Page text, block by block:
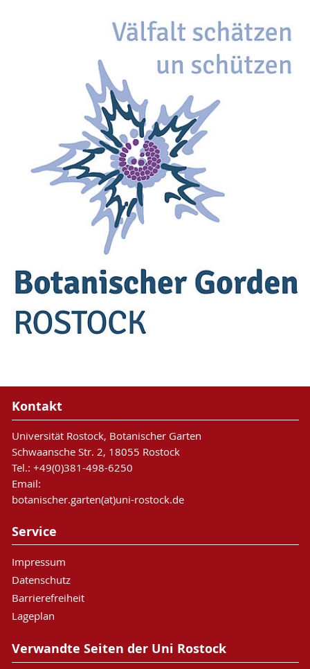
Kontakt
Universität Rostock, Botanischer Garten
Schwaansche Str. 2, 18055 Rostock
Tel.: +49(0)381-498-6250
Email:
botanischer.garten(at)uni-rostock.de
Service
Impressum
Datenschutz
Barrierefreiheit
Lageplan
Verwandte Seiten der Uni Rostock